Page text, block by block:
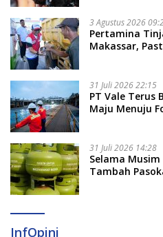
3 Agustus 2026
Pertamina
Makassar,
31 Juli 2026 22:15
PT Vale Terus
Maju Menuju
31 Juli 2026 14:28
Selama
Tambah
InfOpini